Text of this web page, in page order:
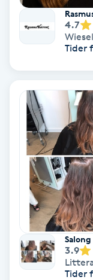
Gruppträning
Gua Sha-massage
Hatha Yoga
Headspa
Healing
Herrklippning
Hollywood Peel
4.7
Tider
Salong
3.9
Tider